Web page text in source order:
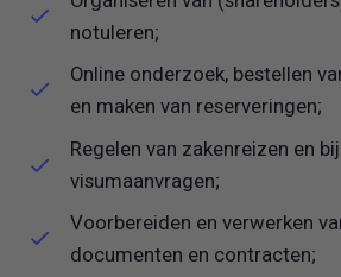
notuleren;
Online onderzoek, bestellen
en maken van reserveringen;
Regelen van zakenreizen en
visumaanvragen;
Voorbereiden en verwerken
documenten en contracten;